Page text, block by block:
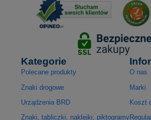
Kategorie
Polecane produkty
Znaki drogowe
Urządzenia BRD
Znaki, tabliczki, naklejki, piktogramy
O nas
Marki
Koszt